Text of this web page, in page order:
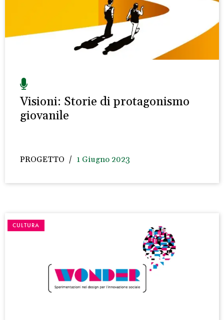
Visioni: Storie di protagonismo
giovanile
PROGETTO 1 Giugno 2023
CULTURA